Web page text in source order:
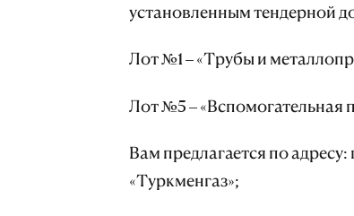
установленным тендерной
Лот №1 – «Трубы и
Лот №5 – «Вспомогательная
Вам предлагается по
«Туркменгаз»;